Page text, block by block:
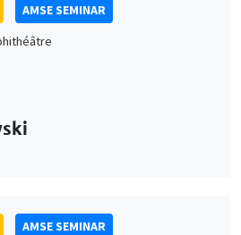
AMSE SEMINAR
AMSE SEMINAR